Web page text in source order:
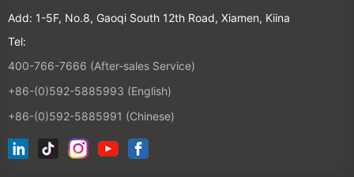
Add: 1-5F, No.8, Gaoqi South 12th Road, Xiamen, Kiina
Tel:
400-766-7666 (After-sales Service)
+86-(0)592-5885993 (English)
+86-(0)592-5885991 (Chinese)